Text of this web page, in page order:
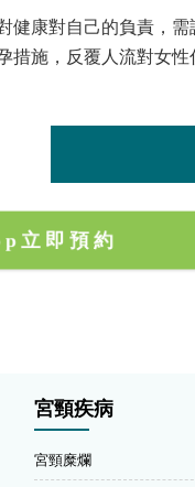
康對自己的負責，
施，反覆人流對女性
立即預約
宮頸疾病
宮頸糜爛